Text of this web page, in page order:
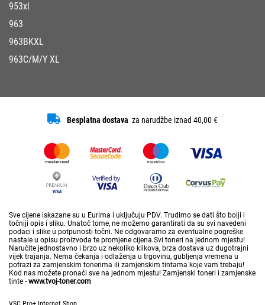
953xl
963
963BKXL
963C/M/Y XL
Besplatna dostava za narudžbe iznad 40,00 €
Sve cijene iskazane su u Eurima i uključuju PDV. Trudimo se dati što bolji i
točniji opis i sliku. Unatoč tome, ne možemo garantirati da su svi navedeni
podaci i slike u potpunosti točni. Ne odgovaramo za eventualne pogreške
nastale u opisu proizvoda te promjene cijena.Svi toneri na jednom mjestu!
Naručite jednostavno i brzo uz nekoliko klikova, brza dostava uz dugotrajni
vijek trajanja. Nema čekanja i odlaženja u trgovinu, gubljenja vremena u
potrazi za zamjenskim tonerima ili zamjenskim tintama koje vam trebaju!
Kod nas možete pronaći sve na jednom mjestu! Zamjenski toneri i zamjenske
tinte - www.tvoj-toner.com